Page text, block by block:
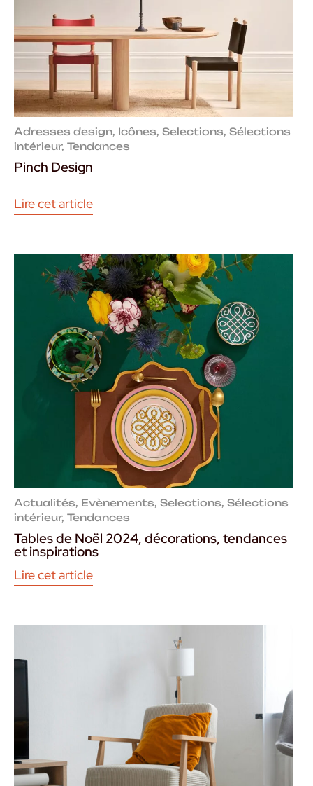
Adresses design, Icônes, Selections, Sélections
intérieur, Tendances
Pinch Design
Lire cet article
Actualités, Evènements, Selections, Sélections
intérieur, Tendances
Tables de Noël 2024, décorations, tendances
et inspirations
Lire cet article